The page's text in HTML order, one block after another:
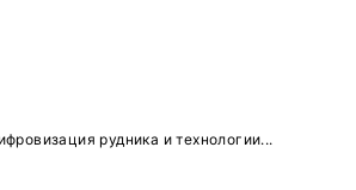
рудника и технологии...